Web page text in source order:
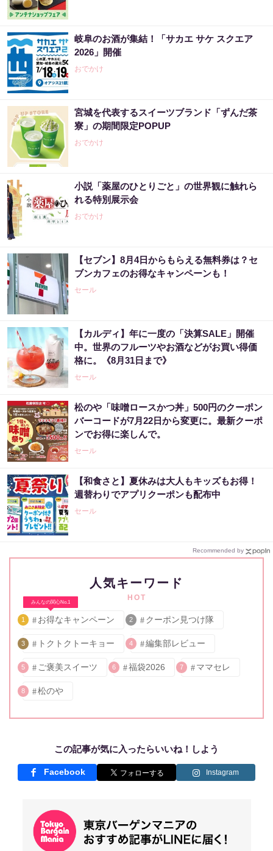
岐阜のお酒が集結！「サカエ サケ スクエア
2026」開催
おでかけ
宮城を代表するスイーツブランド「ずんだ茶
寮」の期間限定POPUP
おでかけ
小説「薬屋のひとりごと」の世界観に触れら
れる特別展示会
おでかけ
【セブン】8月4日からもらえる無料券は？セ
ブンカフェのお得なキャンペーンも！
セール
【カルディ】年に一度の「決算SALE」開催
中。世界のフルーツやお酒などがお買い得価
格に。《8月31日まで》
セール
松のや「味噌ロースかつ丼」500円のクーポン
バーコードが7月22日から変更に。最新クーポ
ンでお得に楽しんで。
セール
【和食さと】夏休みは大人もキッズもお得！
週替わりでアプリクーポンも配布中
セール
Recommended by
人気キーワード
HOT
みんなの関心No.1
1 お得なキャンペーン 2 クーポン見つけ隊
3 トクトクトーキョー 4 編集部レビュー
5 ご褒美スイーツ 6 福袋2026 7 ママセレ
8 松のや
この記事が気に入ったらいいね！しよう
Facebook Instagram